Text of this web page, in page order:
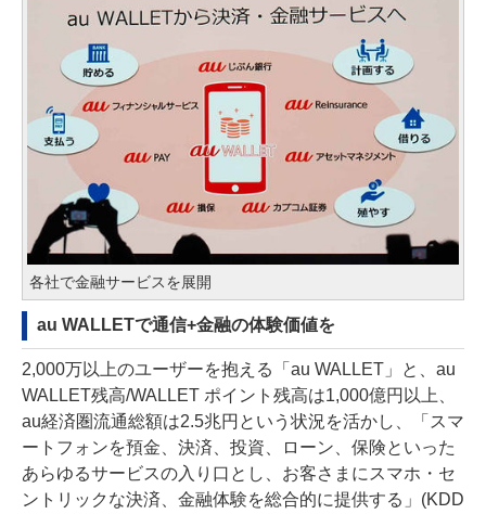
各社で金融サービスを展開
au WALLETで通信+金融の体験価値を
2,000万以上のユーザーを抱える「au WALLET」と、au
WALLET残高/WALLET ポイント残高は1,000億円以上、
au経済圏流通総額は2.5兆円という状況を活かし、「スマ
ートフォンを預金、決済、投資、ローン、保険といった
あらゆるサービスの入り口とし、お客さまにスマホ・セ
ントリックな決済、金融体験を総合的に提供する」(KDD